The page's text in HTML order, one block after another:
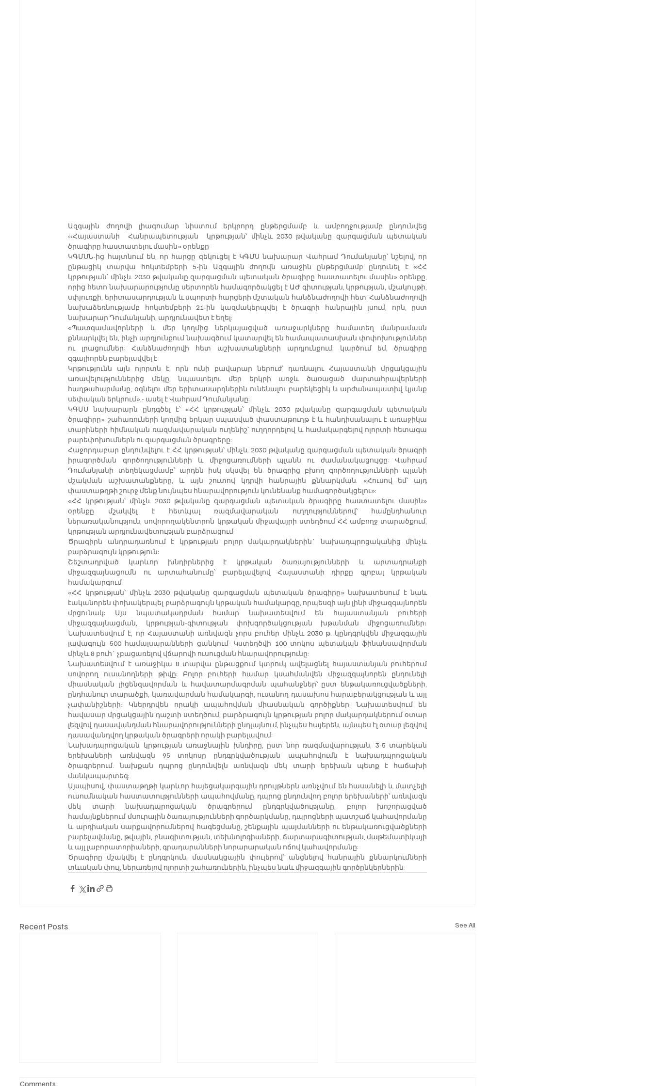
Ազգային ժողովի լիագումար նիստում երկրորդ ընթերցմամբ և ամբողջությամբ ընդունվեց
‹‹Հայաստանի  Հանրապետության  կրթության՝ մինչև 2030 թվականը զարգացման պետական
ծրագիրը հաստատելու մասին» օրենքը:
ԿԳՄՍՆ-ից հայտնում են, որ հարցը զեկուցել է ԿԳՄՍ նախարար Վահրամ Դումանյանը՝ նշելով, որ
ընթացիկ տարվա հոկտեմբերի 5-ին Ազգային ժողովն առաջին ընթերցմամբ ընդունել է «ՀՀ
կրթության՝ մինչև 2030 թվականը զարգացման պետական ծրագիրը հաստատելու մասին» օրենքը,
որից հետո նախարարությունը սերտորեն համագործակցել է ԱԺ գիտության, կրթության, մշակույթի,
սփյուռքի, երիտասարդության և սպորտի հարցերի մշտական հանձնաժողովի հետ: Հանձնաժողովի
նախաձեռնությամբ հոկտեմբերի 21-ին կազմակերպվել է ծրագրի հանրային լսում, որն, ըստ
նախարար Դումանյանի, արդյունավետ է եղել:
«Պատգամավորների և մեր կողմից ներկայացված առաջարկները համատեղ մանրամասն
քննարկվել են, ինչի արդյունքում նախագծում կատարվել են համապատասխան փոփոխություններ
ու լրացումներ: Հանձնաժողովի հետ աշխատանքների արդյունքում, կարծում եմ, ծրագիրը
զգալիորեն բարելավվել է:
Կրթությունն այն ոլորտն է, որն ունի բավարար ներուժ՝ դառնալու Հայաստանի մրցակցային
առավելություններից մեկը, նպաստելու մեր երկրի առջև ծառացած մարտահրավերների
հաղթահարմանը, օգնելու մեր երիտասարդներին ունենալու բարեկեցիկ և արժանապատիվ կյանք
սեփական երկրում»,- ասել է Վահրամ Դումանյանը:
ԿԳՄՍ նախարարն ընդգծել է՝ «ՀՀ կրթության՝ մինչև 2030 թվականը զարգացման պետական
ծրագիրը» շահառուների կողմից երկար սպասված փաստաթուղթ է և հանդիսանալու է առաջիկա
տարիների հիմնական ռազմավարական ուղենիշ՝ ուղղորդելով և համակարգելով ոլորտի հետագա
բարեփոխումներն ու զարգացման ծրագրերը:
Հաջորդաբար ընդունվելու է ՀՀ կրթության՝ մինչև 2030 թվականը զարգացման պետական ծրագրի
իրագործման գործողությունների և միջոցառումների պլանն ու ժամանակացույցը: Վահրամ
Դումանյանի տեղեկացմամբ՝ արդեն իսկ սկսվել են ծրագրից բխող գործողությունների պլանի
մշակման աշխատանքները, և այն շուտով կդրվի հանրային քննարկման. «Հուսով եմ՝ այդ
փաստաթղթի շուրջ մենք նույնպես հնարավորություն կունենանք համագործակցելու»:
«ՀՀ կրթության՝ մինչև 2030 թվականը զարգացման պետական ծրագիրը հաստատելու մասին»
օրենքը մշակվել է հետևյալ ռազմավարական ուղղություններով՝ համընդհանուր
ներառականություն, սովորողակենտրոն կրթական միջավայրի ստեղծում ՀՀ ամբողջ տարածքում,
կրթության արդյունավետության բարձրացում:
Ծրագիրն անդրադառնում է կրթության բոլոր մակարդակներին` նախադպրոցականից մինչև
բարձրագույն կրթություն:
Շեշտադրված կարևոր խնդիրներից է կրթական ծառայությունների և արտադրանքի
միջազգայնացումն ու արտահանումը՝ բարելավելով Հայաստանի դիրքը գլոբալ կրթական
համակարգում:
«ՀՀ կրթության՝ մինչև 2030 թվականը զարգացման պետական ծրագիրը» նախատեսում է նաև
էականորեն փոխակերպել բարձրագույն կրթական համակարգը, որպեսզի այն լինի միջազգայնորեն
մրցունակ: Այս նպատակադրման համար նախատեսվում են հայաստանյան բուհերի
միջազգայնացման, կրթության-գիտության փոխգործակցության խթանման միջոցառումներ։
Նախատեսվում է, որ Հայաստանի առնվազն չորս բուհեր մինչև 2030 թ. կընդգրկվեն միջազգային
լավագույն 500 համալսարանների ցանկում: Կստեղծվի 100 տոկոս պետական ֆինանսավորման
մինչև 8 բուհ` չբացառելով վճարովի ուսուցման հնարավորությունը:
Նախատեսվում է առաջիկա 8 տարվա ընթացքում կտրուկ ավելացնել հայաստանյան բուհերում
սովորող ուսանողների թիվը: Բոլոր բուհերի համար կսահմանվեն միջազգայնորեն ընդունելի
միասնական լիցենզավորման և հավատարմագրման պահանջներ՝ ըստ ենթակառուցվածքների,
ընդհանուր տարածքի, կառավարման համակարգի, ուսանող-դասախոս հարաբերակցության և այլ
չափանիշների։ Կներդրվեն որակի ապահովման միասնական գործիքներ: Նախատեսվում են
հավասար մրցակցային դաշտի ստեղծում, բարձրագույն կրթության բոլոր մակարդակներում օտար
լեզվով դասավանդման հնարավորությունների ընդլայնում, ինչպես հայերեն, այնպես էլ օտար լեզվով
դասավանդվող կրթական ծրագրերի որակի բարելավում:
Նախադպրոցական կրթության առաջնային խնդիրը, ըստ նոր ռազմավարության, 3-5 տարեկան
երեխաների առնվազն 95 տոկոսը ընդգրկվածության ապահովումն է նախադպրոցական
ծրագրերում. նախքան դպրոց ընդունվելն առնվազն մեկ տարի երեխան պետք է հաճախի
մանկապարտեզ:
Այսպիսով, փաստաթղթի կարևոր հայեցակարգային դրույթներն առնչվում են հասանելի և մատչելի
ուսումնական հաստատությունների ապահովմանը, դպրոց ընդունվող բոլոր երեխաների՝ առնվազն
մեկ տարի նախադպրոցական ծրագրերում ընդգրկվածությանը, բոլոր խոշորացված
համայնքներում մսուրային ծառայությունների գործարկմանը, դպրոցների պատշաճ կահավորմանը
և արդիական սարքավորումներով հագեցմանը, շենքային պայմանների ու ենթակառուցվածքների
բարելավմանը, թվային, բնագիտության, տեխնոլոգիաների, ճարտարագիտության, մաթեմատիկայի
և այլ լաբորատորիաների, գրադարանների նորարարական ոճով կահավորմանը:
Ծրագիրը մշակվել է ընդգրկուն, մասնակցային փուլերով՝ անցնելով հանրային քննարկումների
տևական փուլ, ներառելով ոլորտի շահառուներին, ինչպես նաև միջազգային գործընկերներին:
Recent Posts See All
Comments